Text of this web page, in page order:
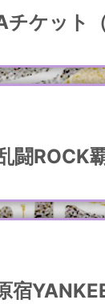
ケット
闘ROCK
宿